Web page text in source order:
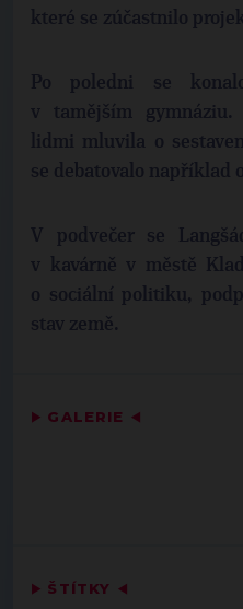
které se zúčastnilo
Po poledni se
v tamějším gymnáziu.
lidmi mluvila o
se debatovalo například
V podvečer se
v kavárně v městě
o sociální politiku,
stav země.
▶ GALERIE ◀
▶ ŠTÍTKY ◀